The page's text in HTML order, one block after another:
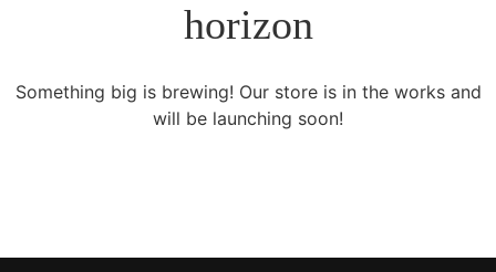
horizon
Something big is brewing! Our store is in the works and
will be launching soon!